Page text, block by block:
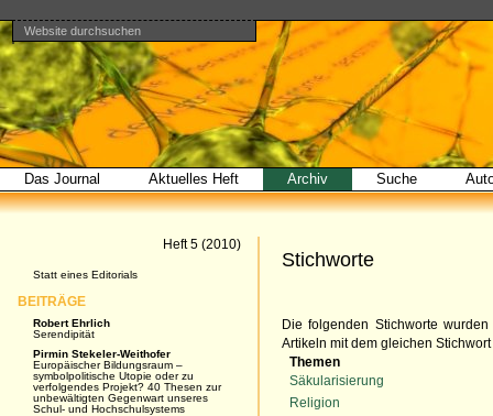
Direkt
zum
Inhalt
|
Direkt
zur
Navigation
Benutzerspezifische
Werkzeuge
Website durchsuchen
Erweiterte
Suche…
Bereiche
Das Journal Aktuelles Heft Archiv Suche
Stichworte
Die folgenden Stichworte
Artikeln mit dem gleichen
Themen
Säkularisierung
Religion
Heft 5 (2010)
Statt eines Editorials
BEITRÄGE
Robert Ehrlich
Serendipität
Pirmin Stekeler-Weithofer
Europäischer Bildungsraum –
symbolpolitische Utopie oder zu
verfolgendes Projekt? 40 Thesen zur
unbewältigten Gegenwart unseres
Schul- und Hochschulsystems